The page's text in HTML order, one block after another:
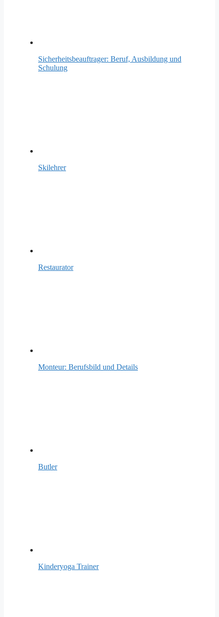
Sicherheitsbeauftrager: Beruf, Ausbildung und
Schulung
Skilehrer
Restaurator
Monteur: Berufsbild und Details
Butler
Kinderyoga Trainer